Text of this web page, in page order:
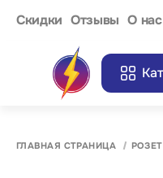
Cкидки Отзывы О нас
ГЛАВНАЯ СТРАНИЦА